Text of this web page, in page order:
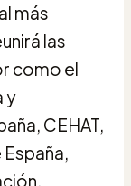
más
las
como el
y
CEHAT,